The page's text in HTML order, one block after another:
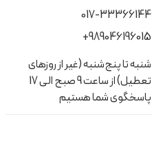
017-33366144
+989046196015
شنبه تا پنج‌شنبه (غیر از روزهای
تعطیل) از ساعت 9 صبح الی 17
پاسخگوی شما هستیم